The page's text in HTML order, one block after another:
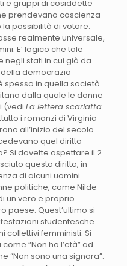
e gruppi di cosiddette
prendevano coscienza
possibilità di votare.
realmente universale,
E’ logico che tale
stati in cui già da
democrazia
in quella società
dalla quale le donne
(vedi La lettera scarlatta
i romanzi di Virginia
all’inizio del secolo
quel diritto
Si dovette aspettare il 2
questo diritto, in
di alcuni uomini
politiche, come Nilde
un vero e proprio
paese. Quest’ultimo si
studentesche
collettivi femministi. Si
“Non ho l’età” ad
“Non sono una signora”.